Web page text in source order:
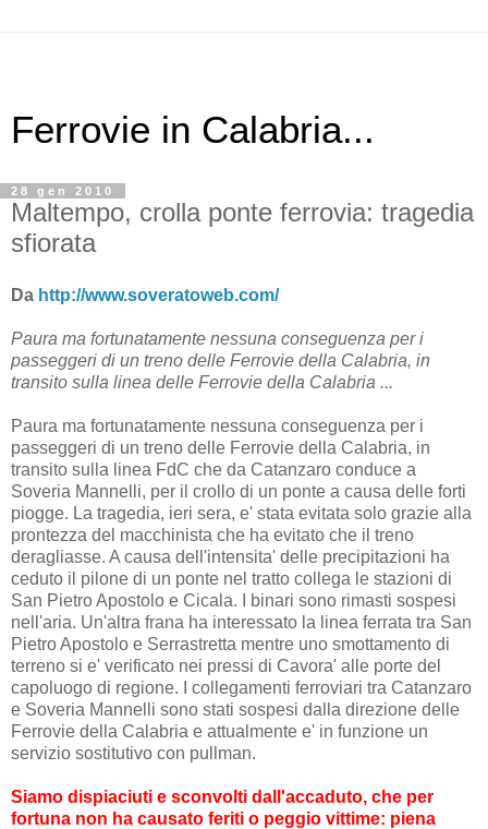
Ferrovie in Calabria...
28 gen 2010
Maltempo, crolla ponte ferrovia: tragedia
sfiorata
Da http://www.soveratoweb.com/
Paura ma fortunatamente nessuna conseguenza per i
passeggeri di un treno delle Ferrovie della Calabria, in
transito sulla linea delle Ferrovie della Calabria ...
Paura ma fortunatamente nessuna conseguenza per i
passeggeri di un treno delle Ferrovie della Calabria, in
transito sulla linea FdC che da Catanzaro conduce a
Soveria Mannelli, per il crollo di un ponte a causa delle forti
piogge. La tragedia, ieri sera, e' stata evitata solo grazie alla
prontezza del macchinista che ha evitato che il treno
deragliasse. A causa dell'intensita' delle precipitazioni ha
ceduto il pilone di un ponte nel tratto collega le stazioni di
San Pietro Apostolo e Cicala. I binari sono rimasti sospesi
nell'aria. Un'altra frana ha interessato la linea ferrata tra San
Pietro Apostolo e Serrastretta mentre uno smottamento di
terreno si e' verificato nei pressi di Cavora' alle porte del
capoluogo di regione. I collegamenti ferroviari tra Catanzaro
e Soveria Mannelli sono stati sospesi dalla direzione delle
Ferrovie della Calabria e attualmente e' in funzione un
servizio sostitutivo con pullman.
Siamo dispiaciuti e sconvolti dall'accaduto, che per
fortuna non ha causato feriti o peggio vittime: piena